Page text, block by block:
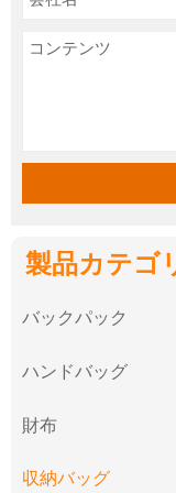
製品カテゴ
バックパック
ハンドバッグ
財布
収納バッグ